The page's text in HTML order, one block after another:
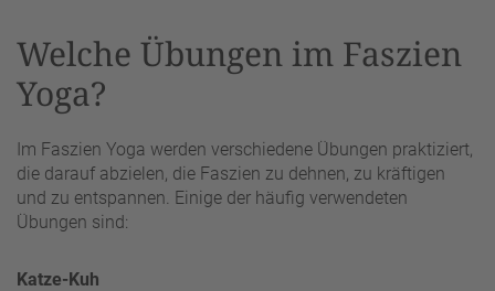
Welche Übungen im Faszien
Yoga?
Im Faszien Yoga werden verschiedene Übungen praktiziert,
die darauf abzielen, die Faszien zu dehnen, zu kräftigen
und zu entspannen. Einige der häufig verwendeten
Übungen sind:
Katze-Kuh